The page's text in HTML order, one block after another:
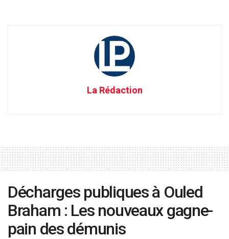
La Rédaction
Décharges publiques à Ouled
Braham : Les nouveaux gagne-
pain des démunis